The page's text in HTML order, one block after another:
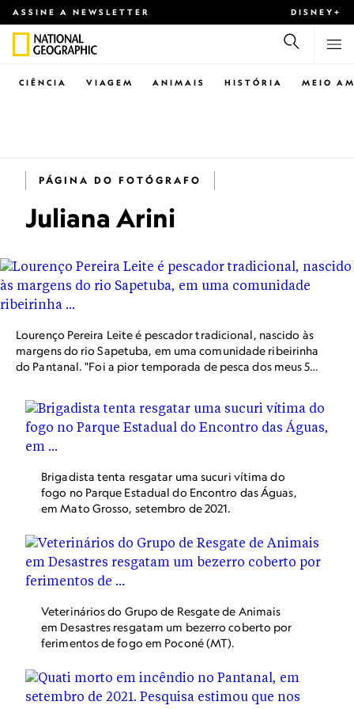
ASSINE A NEWSLETTER DISNEY+
CIÊNCIA VIAGEM ANIMAIS HISTÓRIA MEIO
PÁGINA DO FOTÓGRAFO
Juliana Arini
Lourenço Pereira Leite é pescador tradicional, nascido às
margens do rio Sapetuba, em uma comunidade ribeirinha
do Pantanal. "Foi a pior temporada de pesca dos meus 50
Brigadista tenta resgatar uma sucuri vítima do
fogo no Parque Estadual do Encontro das Águas,
em Mato Grosso, setembro de 2021.
Veterinários do Grupo de Resgate de Animais
em Desastres resgatam um bezerro coberto por
ferimentos de fogo em Poconé (MT).